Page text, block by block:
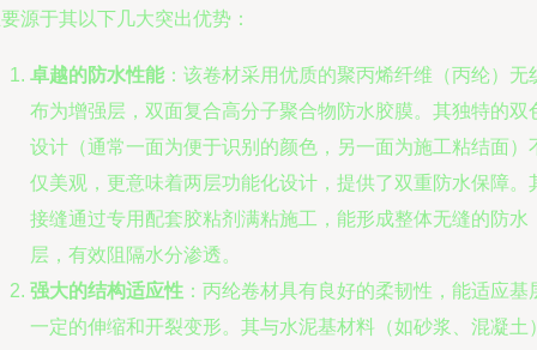
源于其以下几大突出优势：
卓越的防水性能 ：该卷材采用优质的聚丙烯纤维（丙纶）无
布为增强层，双面复合高分子聚合物防水胶膜。其独特的双
设计（通常一面为便于识别的颜色，另一面为施工粘结面）
仅美观，更意味着两层功能化设计，提供了双重防水保障。
接缝通过专用配套胶粘剂满粘施工，能形成整体无缝的防水
层，有效阻隔水分渗透。
强大的结构适应性 ：丙纶卷材具有良好的柔韧性，能适应基
一定的伸缩和开裂变形。其与水泥基材料（如砂浆、混凝土